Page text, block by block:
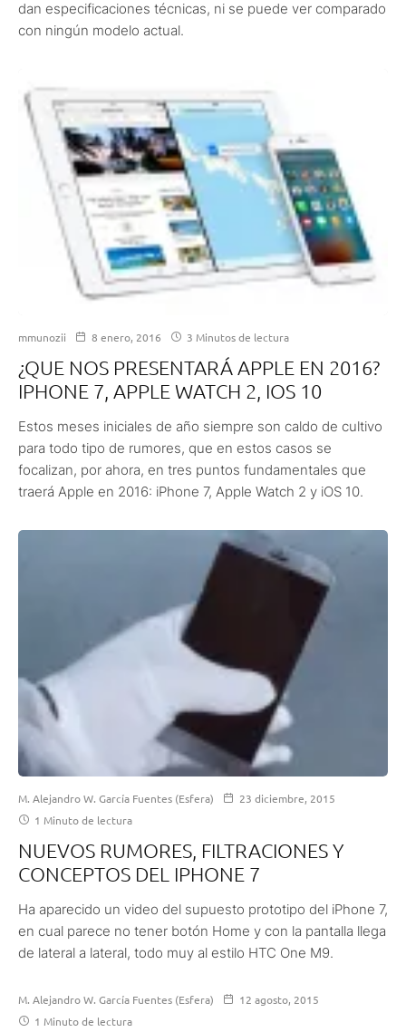
dan especificaciones técnicas, ni se puede ver comparado
con ningún modelo actual.
mmunozii 8 enero, 2016 3 Minutos de lectura
¿QUE NOS PRESENTARÁ APPLE EN 2016?
IPHONE 7, APPLE WATCH 2, IOS 10
Estos meses iniciales de año siempre son caldo de cultivo
para todo tipo de rumores, que en estos casos se
focalizan, por ahora, en tres puntos fundamentales que
traerá Apple en 2016: iPhone 7, Apple Watch 2 y iOS 10.
M. Alejandro W. García Fuentes (Esfera)
23 diciembre, 2015
1 Minuto de lectura
NUEVOS RUMORES, FILTRACIONES Y
CONCEPTOS DEL IPHONE 7
Ha aparecido un video del supuesto prototipo del iPhone 7,
en cual parece no tener botón Home y con la pantalla llega
de lateral a lateral, todo muy al estilo HTC One M9.
M. Alejandro W. García Fuentes (Esfera)
12 agosto, 2015
1 Minuto de lectura